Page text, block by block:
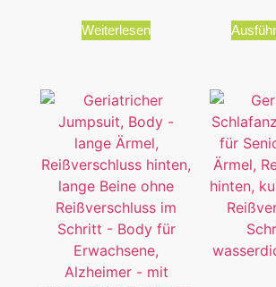
Weiterlesen